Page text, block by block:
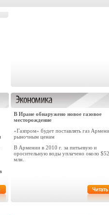
В Иране обнаружено новое газовое
месторождение
«Газпром» будет поставлять газ
рыночным ценам
В Армении в 2010 г. за питьевую и
оросительную воды уплачено около
млн.